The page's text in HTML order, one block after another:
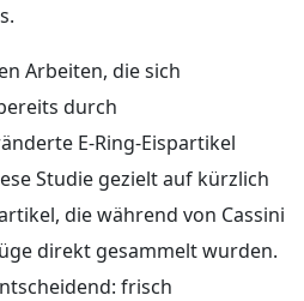
Arbeiten, die sich
durch
E-Ring-Eispartikel
Studie gezielt auf kürzlich
die während von Cassini
direkt gesammelt wurden.
frisch